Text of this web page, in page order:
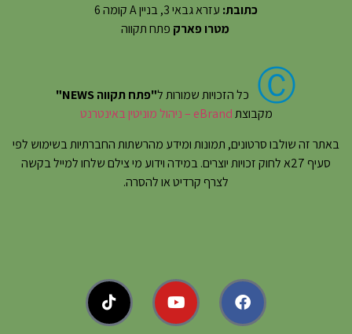
כתובת: עזרא גבאי 3, בניין A קומה 6
מטרו פארק פתח תקווה
Ⓒ כל הזכויות שמורות ל"פתח תקווה NEWS"
מקבוצתeBrand – ניהול מוניטין באינטרנט
באתר זה שולבו סרטונים, תמונות ומידע מהרשתות החברתיות בשימוש לפי
סעיף 27א לחוק זכויות יוצרים. במידה וידוע מי צילם שלחו למייל בקשה
לצרף קרדיט או להסרה.